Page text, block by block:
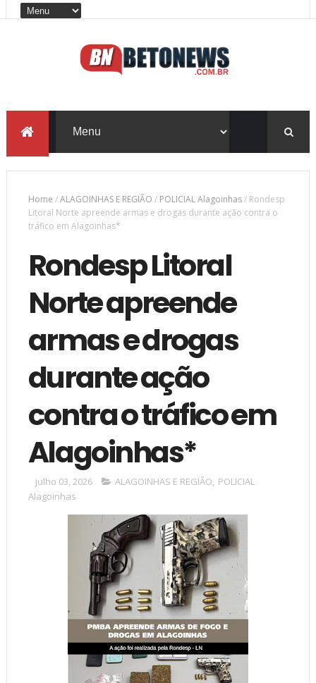
Home /ALAGOINHAS E REGIÃO / POLICIAL Alagoinhas/ Rondesp
Litoral Norte apreende armas e drogas durante ação contra o
tráfico em Alagoinhas*
Rondesp Litoral
Norte apreende
armas e drogas
durante ação
contra o tráfico em
Alagoinhas*
julho 03, 2026 ALAGOINHAS E REGIÃO, POLICIAL
Alagoinhas